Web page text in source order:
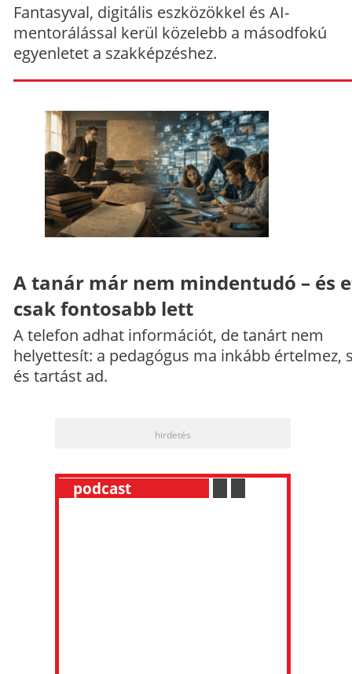
Fantasyval, digitális eszközökkel és AI-
mentorálással kerül közelebb a másodfokú
egyenletet a szakképzéshez.
A tanár már nem mindentudó – és
csak fontosabb lett
A telefon adhat információt, de tanárt nem
helyettesít: a pedagógus ma inkább értelmez,
és tartást ad.
hirdetés
podcast